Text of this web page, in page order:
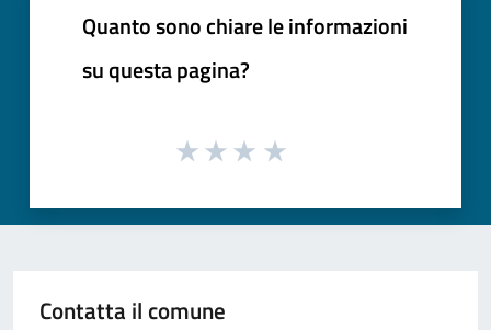
Quanto sono chiare le informazioni
su questa pagina?
Contatta il comune